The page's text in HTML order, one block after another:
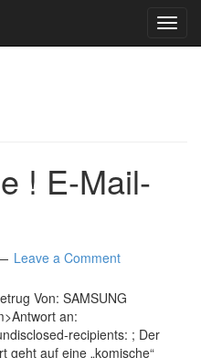
! E-Mail-
Leave a Comment
Von: SAMSUNG
an:
recipients: ; Der
geht auf eine „komische“